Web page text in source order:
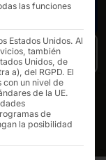
las funciones
Estados Unidos. Al
también
Unidos, de
a), del RGPD. El
con un nivel de
de la UE.
de
la posibilidad